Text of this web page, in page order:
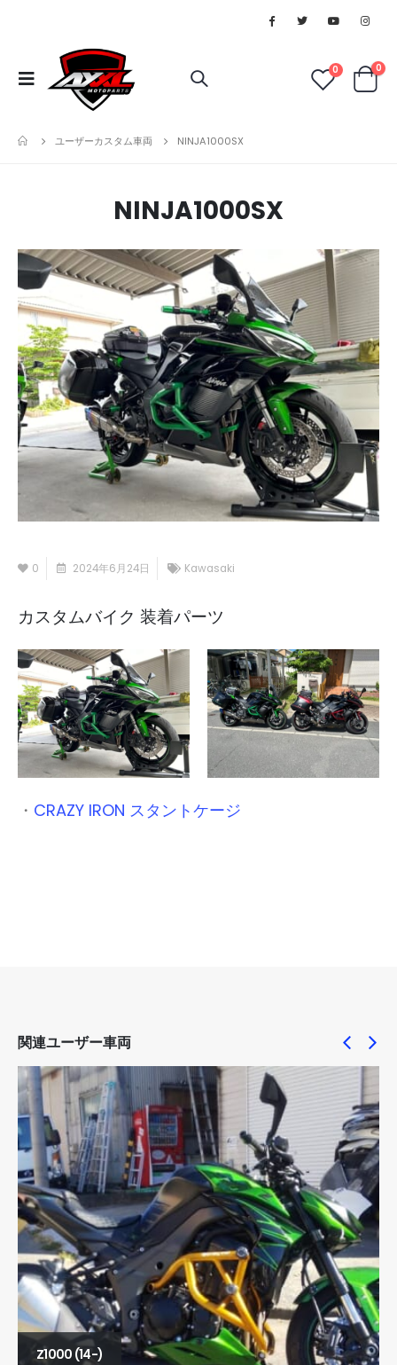
0 0
ユーザーカスタム車両 NINJA1000SX
NINJA1000SX
0 2024年6月24日 Kawasaki
カスタムバイク 装着パーツ
・ CRAZY IRON スタントケージ
関連ユーザー車両
Z1000 (14-)